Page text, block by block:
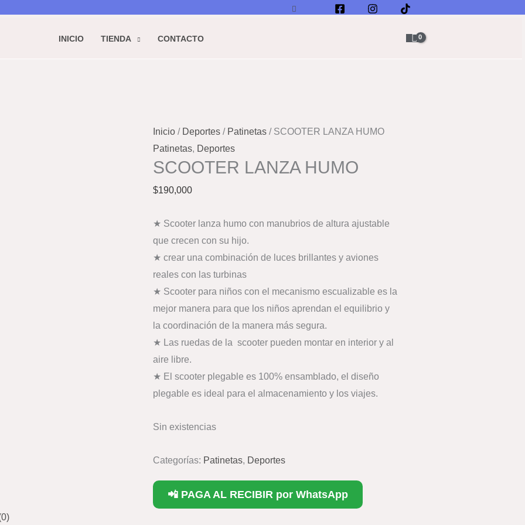
Buscar
INICIO TIENDA CONTACTO
Inicio/ Deportes/ Patinetas/ SCOOTER LANZA HUMO
Patinetas, Deportes
SCOOTER LANZA HUMO
$190,000
★ Scooter lanza humo con manubrios de altura ajustable
que crecen con su hijo.
★ crear una combinación de luces brillantes y aviones
reales con las turbinas
★ Scooter para niños con el mecanismo escualizable es la
mejor manera para que los niños aprendan el equilibrio y
la coordinación de la manera más segura.
★ Las ruedas de la scooter pueden montar en interior y al
aire libre.
★ El scooter plegable es 100% ensamblado, el diseño
plegable es ideal para el almacenamiento y los viajes.
Sin existencias
Categorías: Patinetas, Deportes
📲 PAGA AL RECIBIR por WhatsApp